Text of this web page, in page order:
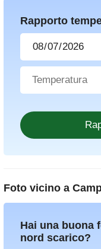
Rapporto
Foto vicino a
Hai una buona
nord scarico?